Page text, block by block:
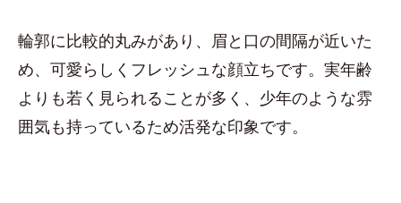
輪郭に比較的丸みがあり、眉と口の間隔が近いた
め、可愛らしくフレッシュな顔立ちです。実年齢
よりも若く見られることが多く、少年のような雰
囲気も持っているため活発な印象です。